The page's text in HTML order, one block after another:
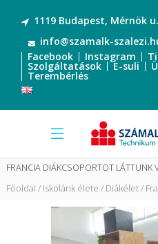
1119 Budapest, Mérnök
info@szamalk-
Facebook
Instagram
Szolgáltatások E-suli
Terembérlés
FRANCIA DIÁKCSOPORTOT LÁTTUNK
Főoldal Iskolánk élete Diákélet